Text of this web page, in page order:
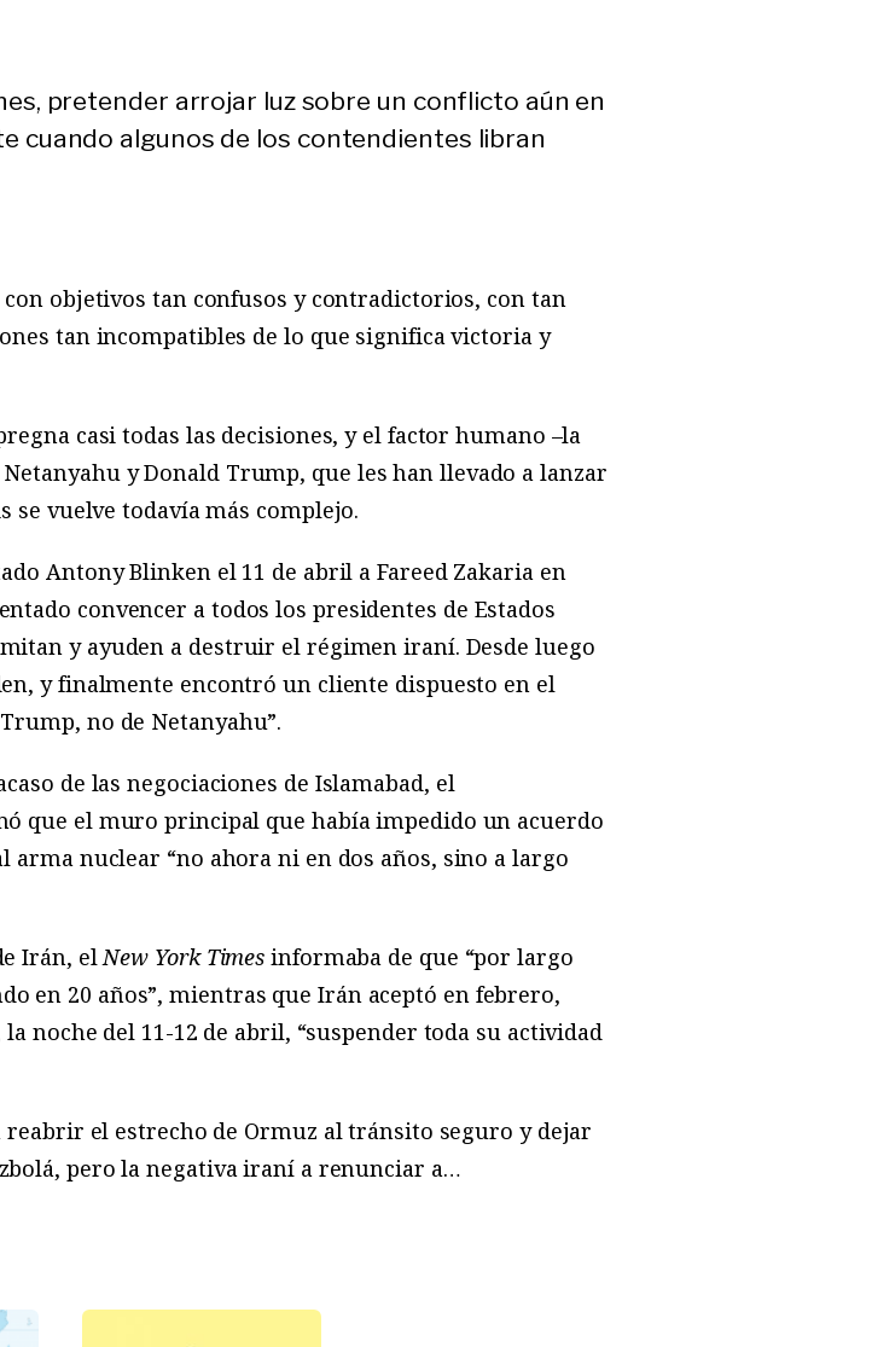
pretender arrojar luz sobre un conflicto aún en
cuando algunos de los contendientes libran
objetivos tan confusos y contradictorios, con tan
tan incompatibles de lo que significa victoria y
casi todas las decisiones, y el factor humano –la
y Donald Trump, que les han llevado a lanzar
se vuelve todavía más complejo.
Antony Blinken el 11 de abril a Fareed Zakaria en
convencer a todos los presidentes de Estados
y ayuden a destruir el régimen iraní. Desde luego
y finalmente encontró un cliente dispuesto en el
no de Netanyahu”.
de las negociaciones de Islamabad, el
que el muro principal que había impedido un acuerdo
nuclear “no ahora ni en dos años, sino a largo
Irán, elNew York Times informaba de que “por largo
en 20 años”, mientras que Irán aceptó en febrero,
noche del 11-12 de abril, “suspender toda su actividad
el estrecho de Ormuz al tránsito seguro y dejar
pero la negativa iraní a renunciar a…